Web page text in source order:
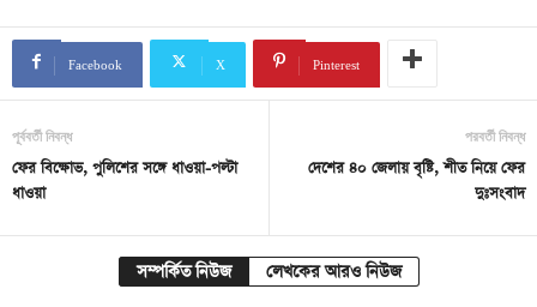
Facebook X Pinterest
পূর্ববর্তী নিবন্ধ
ফের বিক্ষোভ, পুলিশের সঙ্গে ধাওয়া-পল্টা
ধাওয়া
পরবর্তী নিবন্ধ
দেশের ৪০ জেলায় বৃষ্টি, শীত নিয়ে ফের
দুঃসংবাদ
সম্পর্কিত নিউজ লেখকের আরও নিউজ